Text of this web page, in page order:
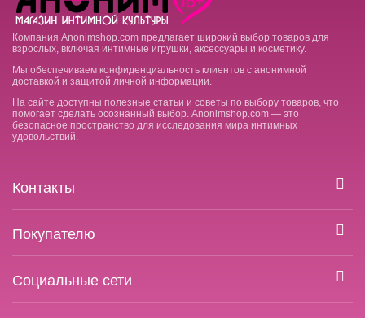
Компания Anonimshop.com предлагает широкий выбор товаров для
взрослых, включая интимные игрушки, аксессуары и косметику.
Мы обеспечиваем конфиденциальность клиентов с анонимной
доставкой и защитой личной информации.
На сайте доступны полезные статьи и советы по выбору товаров, что
помогает сделать осознанный выбор. Anonimshop.com — это
безопасное пространство для исследования мира интимных
удовольствий.
Контакты
Покупателю
Социальные сети